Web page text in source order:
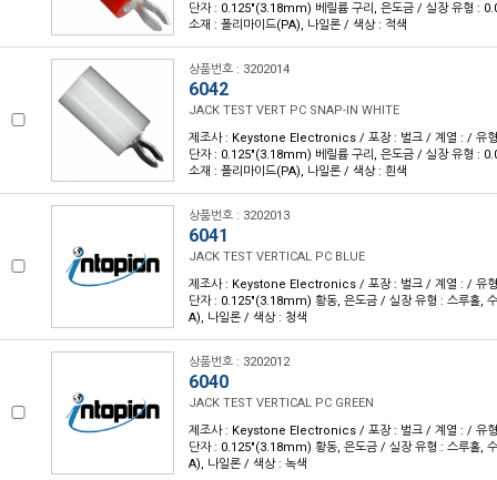
단자 : 0.125"(3.18mm) 베릴륨 구리, 은도금 / 실장 유형 :
소재 : 폴리마이드(PA), 나일론 / 색상 : 적색
상품번호 : 3202014
6042
JACK TEST VERT PC SNAP-IN WHITE
제조사 : Keystone Electronics / 포장 : 벌크 / 계열 : / 유
단자 : 0.125"(3.18mm) 베릴륨 구리, 은도금 / 실장 유형 :
소재 : 폴리마이드(PA), 나일론 / 색상 : 흰색
상품번호 : 3202013
6041
JACK TEST VERTICAL PC BLUE
제조사 : Keystone Electronics / 포장 : 벌크 / 계열 : / 유
단자 : 0.125"(3.18mm) 황동, 은도금 / 실장 유형 : 스루홀,
A), 나일론 / 색상 : 청색
상품번호 : 3202012
6040
JACK TEST VERTICAL PC GREEN
제조사 : Keystone Electronics / 포장 : 벌크 / 계열 : / 유
단자 : 0.125"(3.18mm) 황동, 은도금 / 실장 유형 : 스루홀,
A), 나일론 / 색상 : 녹색